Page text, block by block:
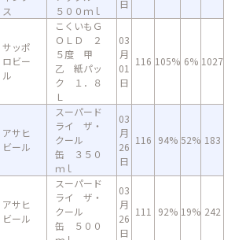
ス
５００ｍｌ
日
サッポ
ロビー
ル
こくいもＧ
ＯＬＤ ２
５度 甲
乙 紙パッ
ク １．８
Ｌ
03
月
01
日
116 105% 6% 1027
アサヒ
ビール
スーパード
ライ ザ・
クール
缶 ３５０
ｍｌ
03
月
26
日
116 94% 52% 183
アサヒ
ビール
スーパード
ライ ザ・
クール
缶 ５００
03
月
26
日
111 92% 19% 242